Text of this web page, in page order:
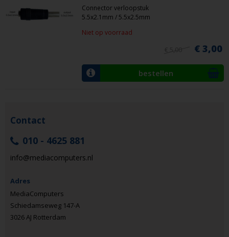
Connector verloopstuk
5.5x2.1mm / 5.5x2.5mm
Niet op voorraad
€ 3,00
bestellen
Contact
010 - 4625 881
info@mediacomputers.nl
Adres
MediaComputers
Schiedamseweg 147-A
3026 AJ Rotterdam